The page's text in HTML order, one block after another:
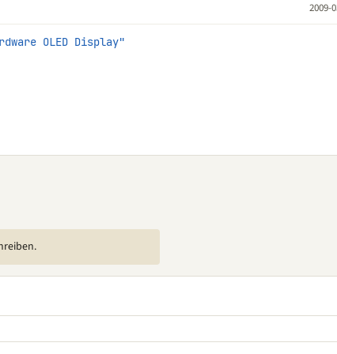
2009-
OLED Display"